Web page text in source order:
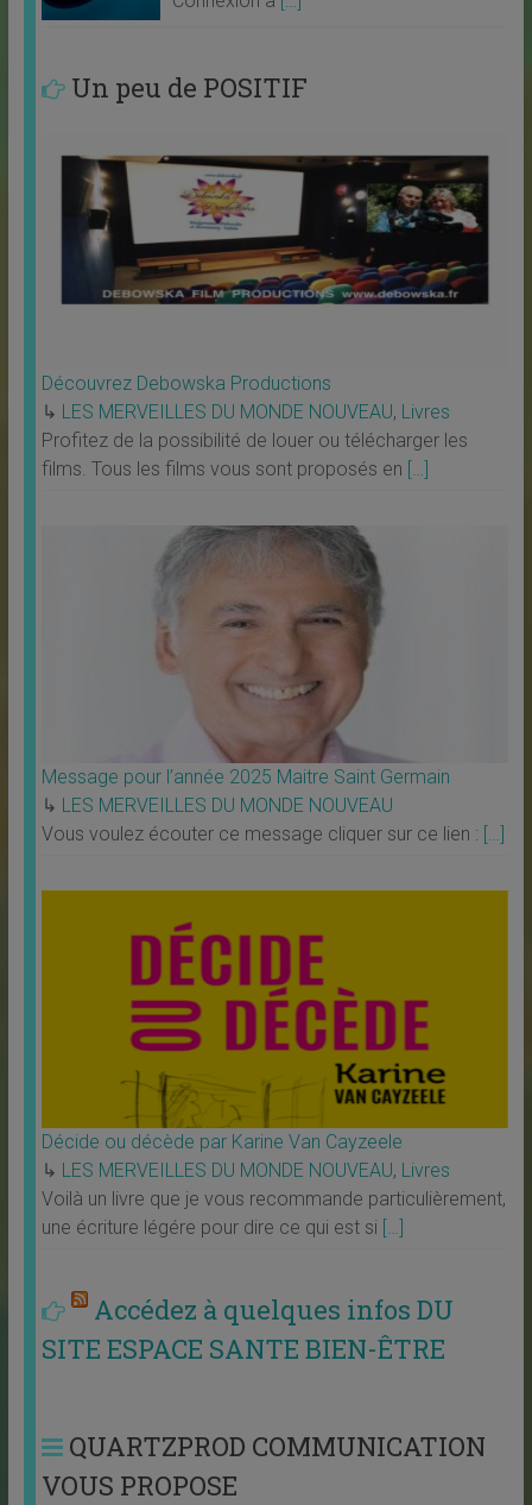
Un peu de POSITIF
Découvrez Debowska Productions
↳ LES MERVEILLES DU MONDE NOUVEAU, Livres
Profitez de la possibilité de louer ou télécharger les
films. Tous les films vous sont proposés en […]
Message pour l’année 2025 Maitre Saint Germain
↳ LES MERVEILLES DU MONDE NOUVEAU
Vous voulez écouter ce message cliquer sur ce lien : […]
Décide ou décède par Karine Van Cayzeele
↳ LES MERVEILLES DU MONDE NOUVEAU, Livres
Voilà un livre que je vous recommande particulièrement,
une écriture légére pour dire ce qui est si […]
Accédez à quelques infos DU
SITE ESPACE SANTE BIEN-ÊTRE
QUARTZPROD COMMUNICATION
VOUS PROPOSE